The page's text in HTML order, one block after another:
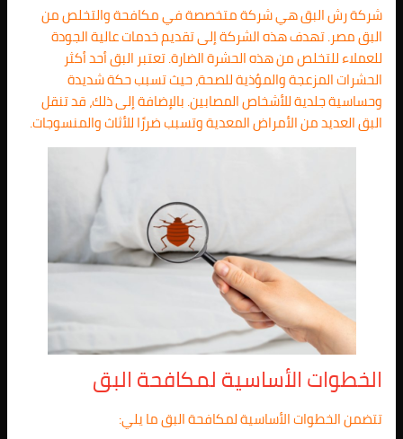
شركة رش البق هي شركة متخصصة في مكافحة والتخلص من
البق مصر. تهدف هذه الشركة إلى تقديم خدمات عالية الجودة
للعملاء للتخلص من هذه الحشرة الضارة. تعتبر البق أحد أكثر
الحشرات المزعجة والمؤذية للصحة، حيث تسبب حكة شديدة
وحساسية جلدية للأشخاص المصابين. بالإضافة إلى ذلك، قد تنقل
البق العديد من الأمراض المعدية وتسبب ضررًا للأثاث والمنسوجات.
الخطوات الأساسية لمكافحة البق
تتضمن الخطوات الأساسية لمكافحة البق ما يلي: